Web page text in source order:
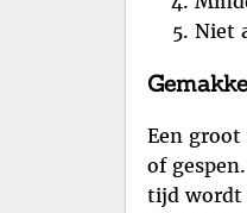
Niet
Een groot
of
tijd wordt